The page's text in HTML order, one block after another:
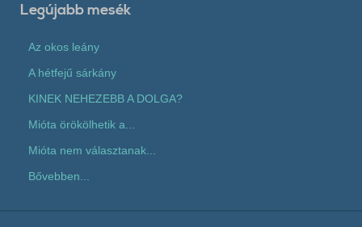
Legújabb mesék
Az okos leány
A hétfejű sárkány
KINEK NEHEZEBB A DOLGA?
Mióta örökölhetik a...
Mióta nem választanak...
Bővebben...